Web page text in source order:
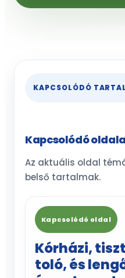
KAPCSOLÓDÓ
Kapcsolódó
Az aktuális oldal
belső tartalmak.
Kapcsolódó oldal
Kórházi,
toló, és